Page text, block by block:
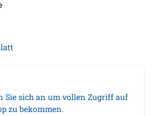
Sie sich an um vollen Zugriff auf
zu bekommen.